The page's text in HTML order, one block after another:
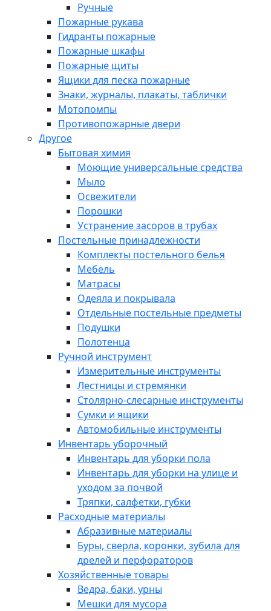
Ручные
Пожарные рукава
Гидранты пожарные
Пожарные шкафы
Пожарные щиты
Ящики для песка пожарные
Знаки, журналы, плакаты, таблички
Мотопомпы
Противопожарные двери
Другое
Бытовая химия
Моющие универсальные средства
Мыло
Освежители
Порошки
Устранение засоров в трубах
Постельные принадлежности
Комплекты постельного белья
Мебель
Матрасы
Одеяла и покрывала
Отдельные постельные предметы
Подушки
Полотенца
Ручной инструмент
Измерительные инструменты
Лестницы и стремянки
Столярно-слесарные инструменты
Сумки и ящики
Автомобильные инструменты
Инвентарь уборочный
Инвентарь для уборки пола
Инвентарь для уборки на улице и
уходом за почвой
Тряпки, салфетки, губки
Расходные материалы
Абразивные материалы
Буры, сверла, коронки, зубила для
дрелей и перфораторов
Хозяйственные товары
Ведра, баки, урны
Мешки для мусора